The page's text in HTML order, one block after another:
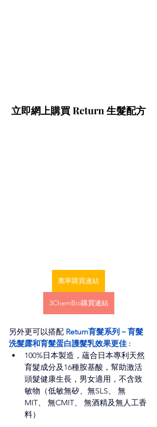
立即網上購買 Return 生髮配方
萬寧購買連結
3ChemBio購買連結
另外更可以搭配 Return育髮系列－育髮
洗髮露和育髮蛋白護髮乳效果更佳 :
100%日本製造，蘊合日本專利天然
育髮成分及16種胺基酸，幫助激活
頭髮健康生長，男女適用，不含致
敏物（低敏無矽、無SLS、 無
MIT、 無CMIT、 無酒精及無人工香
料）